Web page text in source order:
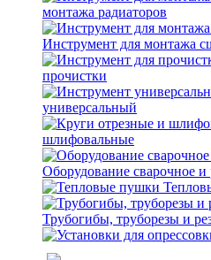
монтажа радиаторов
Инструмент для монтажа
прочистки
универсальный
шлифовальные
Оборудование сварочное
Трубогибы, труборезы и